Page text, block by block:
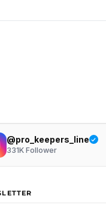
@pro_keepers_line
331KFollower